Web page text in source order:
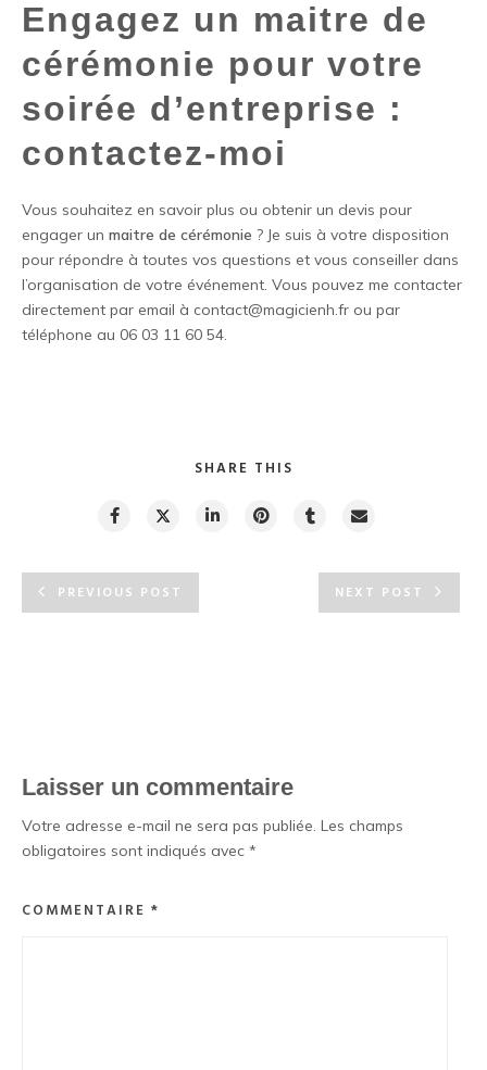
Engagez un maitre de
cérémonie pour votre
soirée d’entreprise :
contactez-moi
Vous souhaitez en savoir plus ou obtenir un devis pour
engager un maitre de cérémonie ? Je suis à votre disposition
pour répondre à toutes vos questions et vous conseiller dans
l’organisation de votre événement. Vous pouvez me contacter
directement par email à contact@magicienh.fr ou par
téléphone au 06 03 11 60 54.
SHARE THIS
PREVIOUS POST NEXT POST
Laisser un commentaire
Votre adresse e-mail ne sera pas publiée. Les champs
obligatoires sont indiqués avec *
COMMENTAIRE *